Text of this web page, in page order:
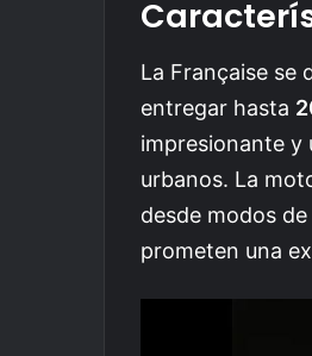
La Française se
entregar hasta
impresionante y
urbanos. La
desde modos
prometen una